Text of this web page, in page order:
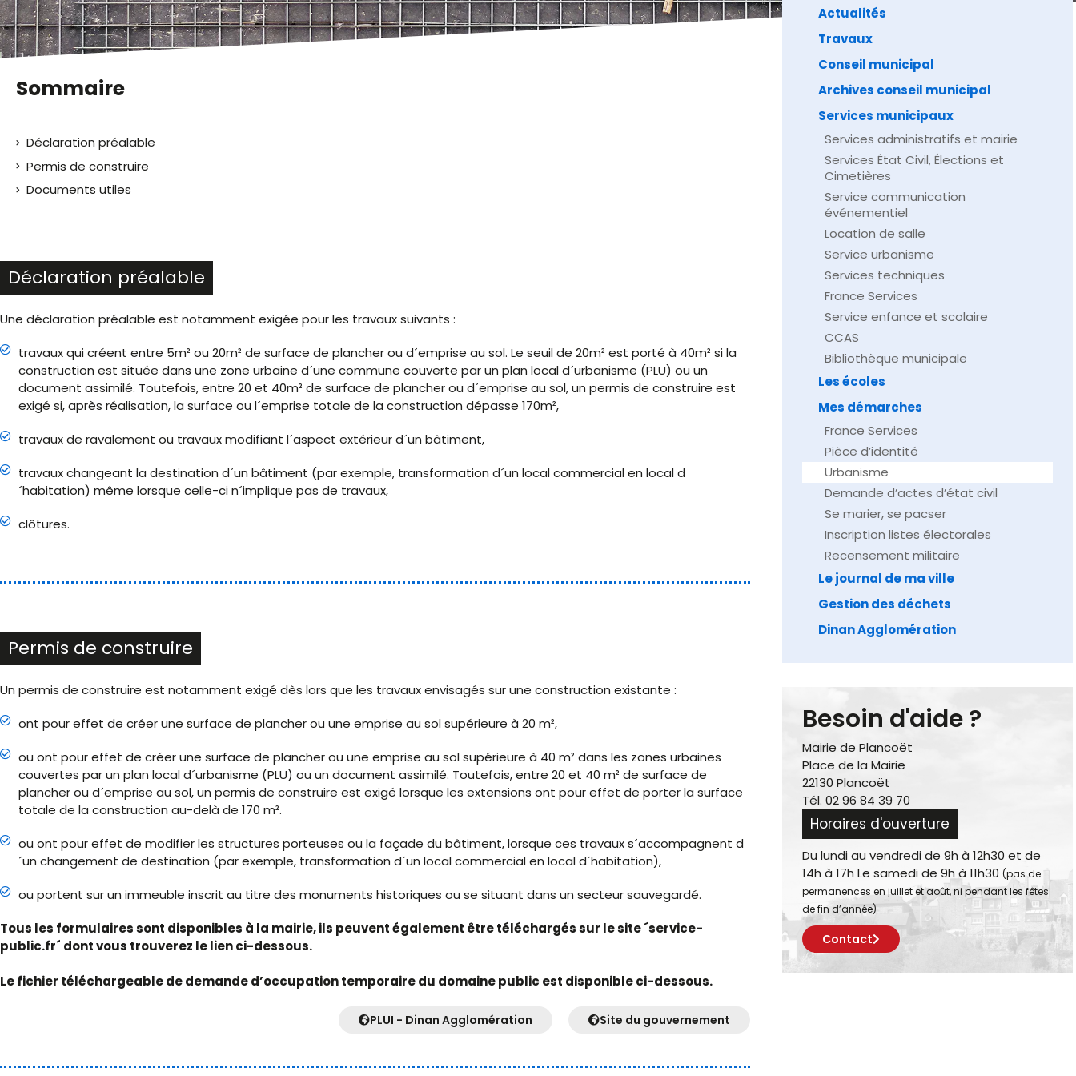
qui
utilisent
un
d'écran ;
Ctrl-
F10
ouvrir
Sommaire
Déclaration préalable
Permis de construire
Documents utiles
Déclaration préalable
Une déclaration préalable est notamment exigée pour les travaux suivants :
travaux qui créent entre 5m² ou 20m² de surface de plancher ou d´emprise au sol. Le seuil de 20m² est porté à 40m² si la
construction est située dans une zone urbaine d´une commune couverte par un plan local d´urbanisme (PLU) ou un
document assimilé. Toutefois, entre 20 et 40m² de surface de plancher ou d´emprise au sol, un permis de construire est
exigé si, après réalisation, la surface ou l´emprise totale de la construction dépasse 170m²,
travaux de ravalement ou travaux modifiant l´aspect extérieur d´un bâtiment,
travaux changeant la destination d´un bâtiment (par exemple, transformation d´un local commercial en local d
´habitation) même lorsque celle-ci n´implique pas de travaux,
clôtures.
Permis de construire
Un permis de construire est notamment exigé dès lors que les travaux envisagés sur une construction existante :
ont pour effet de créer une surface de plancher ou une emprise au sol supérieure à 20 m²,
ou ont pour effet de créer une surface de plancher ou une emprise au sol supérieure à 40 m² dans les zones urbaines
couvertes par un plan local d´urbanisme (PLU) ou un document assimilé. Toutefois, entre 20 et 40 m² de surface de
plancher ou d´emprise au sol, un permis de construire est exigé lorsque les extensions ont pour effet de porter la surface
totale de la construction au-delà de 170 m².
ou ont pour effet de modifier les structures porteuses ou la façade du bâtiment, lorsque ces travaux s´accompagnent d
´un changement de destination (par exemple, transformation d´un local commercial en local d´habitation),
ou portent sur un immeuble inscrit au titre des monuments historiques ou se situant dans un secteur sauvegardé.
Tous les formulaires sont disponibles à la mairie, ils peuvent également être téléchargés sur le site ´service-
public.fr´ dont vous trouverez le lien ci-dessous.
Le fichier téléchargeable de demande d’occupation temporaire du domaine public est disponible ci-dessous.
PLUI - Dinan Agglomération Site du gouvernement
Actualités
Travaux
Conseil municipal
Archives conseil municipal
Services municipaux
Services administratifs et mairie
Services État Civil, Élections et
Cimetières
Service communication
événementiel
Location de salle
Service urbanisme
Services techniques
France Services
Service enfance et scolaire
CCAS
Bibliothèque municipale
Les écoles
Mes démarches
France Services
Pièce d’identité
Urbanisme
Demande d’actes d’état civil
Se marier, se pacser
Inscription listes électorales
Recensement militaire
Le journal de ma ville
Gestion des déchets
Dinan Agglomération
Besoin d'aide ?
Mairie de Plancoët
Place de la Mairie
22130 Plancoët
Tél. 02 96 84 39 70
Horaires d'ouverture
Du lundi au vendredi de 9h à 12h30 et de
14h à 17h Le samedi de 9h à 11h30 (pas de
permanences en juillet et août, ni pendant les fêtes
de fin d’année)
Contact